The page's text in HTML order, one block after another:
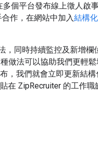
個平台發布線上徵人啟
作，在網站中加入結構
，同時持續監控及新增
做法可以協助我們更輕
，我們就會立即更新結
在 ZipRecruiter 的工作職